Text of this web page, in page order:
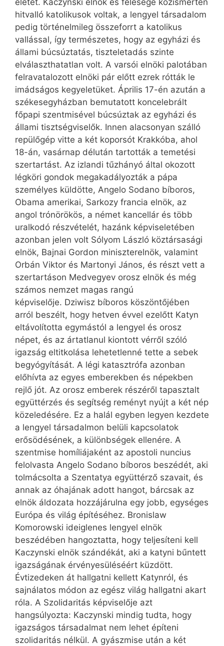
életét. Kaczynski elnök és felesége közismerten
hitvalló katolikusok voltak, a lengyel társadalom
pedig történelmileg összeforrt a katolikus
vallással, így természetes, hogy az egyházi és
állami búcsúztatás, tiszteletadás szinte
elválaszthatatlan volt. A varsói elnöki palotában
felravatalozott elnöki pár előtt ezrek rótták le
imádságos kegyeletüket. Április 17-én azután a
székesegyházban bemutatott koncelebrált
főpapi szentmisével búcsúztak az egyházi és
állami tisztségviselők. Innen alacsonyan szálló
repülőgép vitte a két koporsót Krakkóba, ahol
18-án, vasárnap délután tartották a temetési
szertartást. Az izlandi tűzhányó által okozott
légköri gondok megakadályozták a pápa
személyes küldötte, Angelo Sodano bíboros,
Obama amerikai, Sarkozy francia elnök, az
angol trónörökös, a német kancellár és több
uralkodó részvételét, hazánk képviseletében
azonban jelen volt Sólyom László köztársasági
elnök, Bajnai Gordon miniszterelnök, valamint
Orbán Viktor és Martonyi János, és részt vett a
szertartáson Medvegyev orosz elnök és még
számos nemzet magas rangú
képviselője. Dziwisz bíboros köszöntőjében
arról beszélt, hogy hetven évvel ezelőtt Katyn
eltávolította egymástól a lengyel és orosz
népet, és az ártatlanul kiontott vérről szóló
igazság eltitkolása lehetetlenné tette a sebek
begyógyítását. A légi katasztrófa azonban
előhívta az egyes emberekben és népekben
rejlő jót. Az orosz emberek részéről tapasztalt
együttérzés és segítség reményt nyújt a két nép
közeledésére. Ez a halál egyben legyen kezdete
a lengyel társadalmon belüli kapcsolatok
erősödésének, a különbségek ellenére. A
szentmise homíliájaként az apostoli nuncius
felolvasta Angelo Sodano bíboros beszédét, aki
tolmácsolta a Szentatya együttérző szavait, és
annak az óhajának adott hangot, bárcsak az
elnök áldozata hozzájárulna egy jobb, egységes
Európa és világ építéséhez. Bronislaw
Komorowski ideiglenes lengyel elnök
beszédében hangoztatta, hogy teljesíteni kell
Kaczynski elnök szándékát, aki a katyni bűntett
igazságának érvényesüléséért küzdött.
Évtizedeken át hallgatni kellett Katynról, és
sajnálatos módon az egész világ hallgatni akart
róla. A Szolidaritás képviselője azt
hangsúlyozta: Kaczynski mindig tudta, hogy
igazságos társadalmat nem lehet építeni
szolidaritás nélkül. A gyászmise után a két